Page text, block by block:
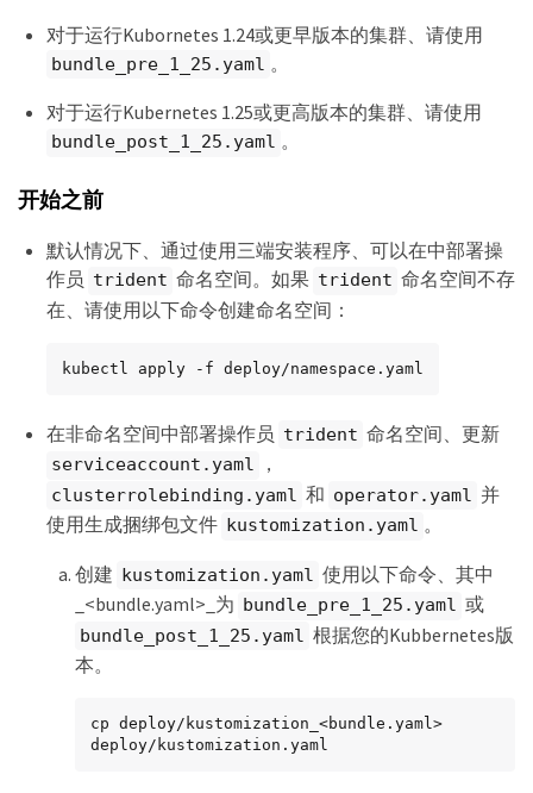
对于运行Kubornetes 1.24或更早版本的集群、请使用
bundle_pre_1_25.yaml 。
对于运行Kubernetes 1.25或更高版本的集群、请使用
bundle_post_1_25.yaml 。
开始之前
默认情况下、通过使用三端安装程序、可以在中部署操
作员 trident 命名空间。如果 trident 命名空间不存
在、请使用以下命令创建命名空间：
kubectl apply -f deploy/namespace.yaml
在非命名空间中部署操作员 trident 命名空间、更新
serviceaccount.yaml ，
clusterrolebinding.yaml 和 operator.yaml 并
使用生成捆绑包文件 kustomization.yaml 。
创建 kustomization.yaml 使用以下命令、其中
_<bundle.yaml>_为 bundle_pre_1_25.yaml 或
bundle_post_1_25.yaml 根据您的Kubbernetes版
本。
cp deploy/kustomization_<bundle.yaml>
deploy/kustomization.yaml